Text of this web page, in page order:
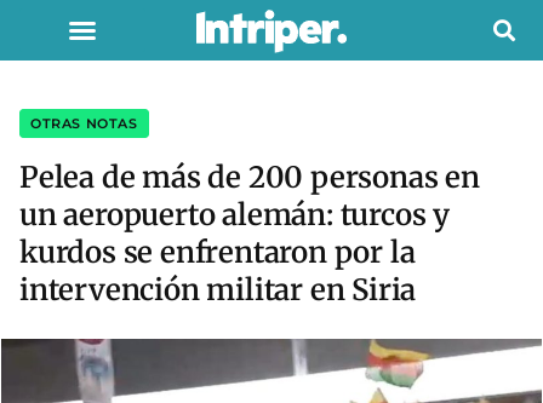
OTRAS NOTAS
Pelea de más de 200 personas en
un aeropuerto alemán: turcos y
kurdos se enfrentaron por la
intervención militar en Siria